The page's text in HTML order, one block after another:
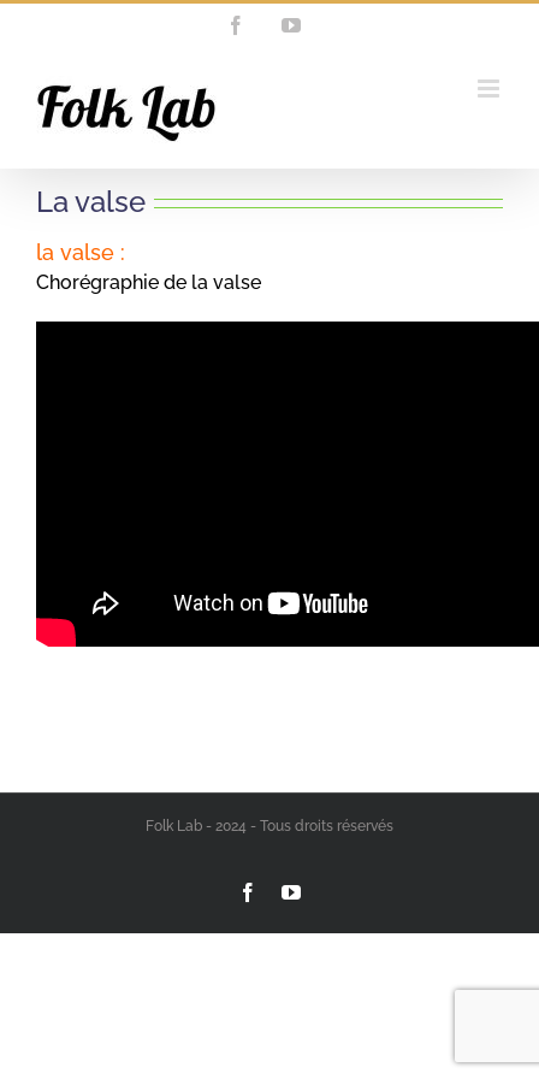
FacebookYouTube
La valse
la valse :
Chorégraphie de la valse
Folk Lab - 2024 - Tous droits réservés
FacebookYouTube